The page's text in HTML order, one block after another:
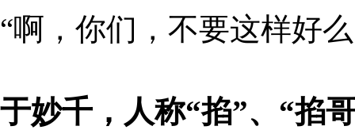
“啊，你们，不要这样好
于妙千，人称“掐”、“掐